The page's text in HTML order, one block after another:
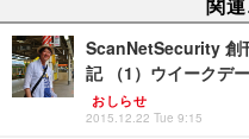
関
ScanNetSecurity 創
記 （1）ウイークデ
おしらせ
2015.12.22 Tue 9:15